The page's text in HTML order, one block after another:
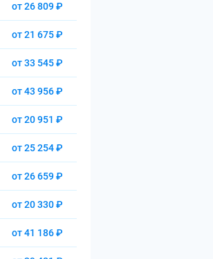
от 26 809 ₽
от 21 675 ₽
от 33 545 ₽
от 43 956 ₽
от 20 951 ₽
от 25 254 ₽
от 26 659 ₽
от 20 330 ₽
от 41 186 ₽